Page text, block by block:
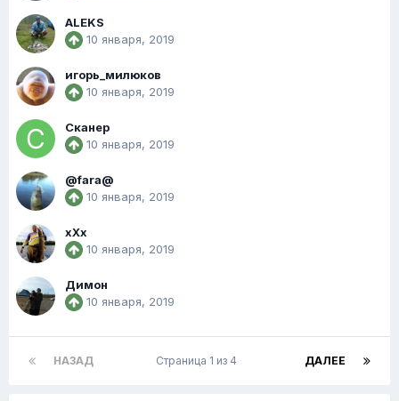
ALEKS
10 января, 2019
игорь_милюков
10 января, 2019
Сканер
10 января, 2019
@fara@
10 января, 2019
хХх
10 января, 2019
Димон
10 января, 2019
НАЗАД ДАЛЕЕ
Страница 1 из 4